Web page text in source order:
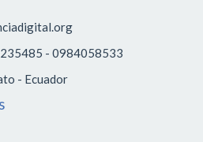
- 0984058533
- Ecuador